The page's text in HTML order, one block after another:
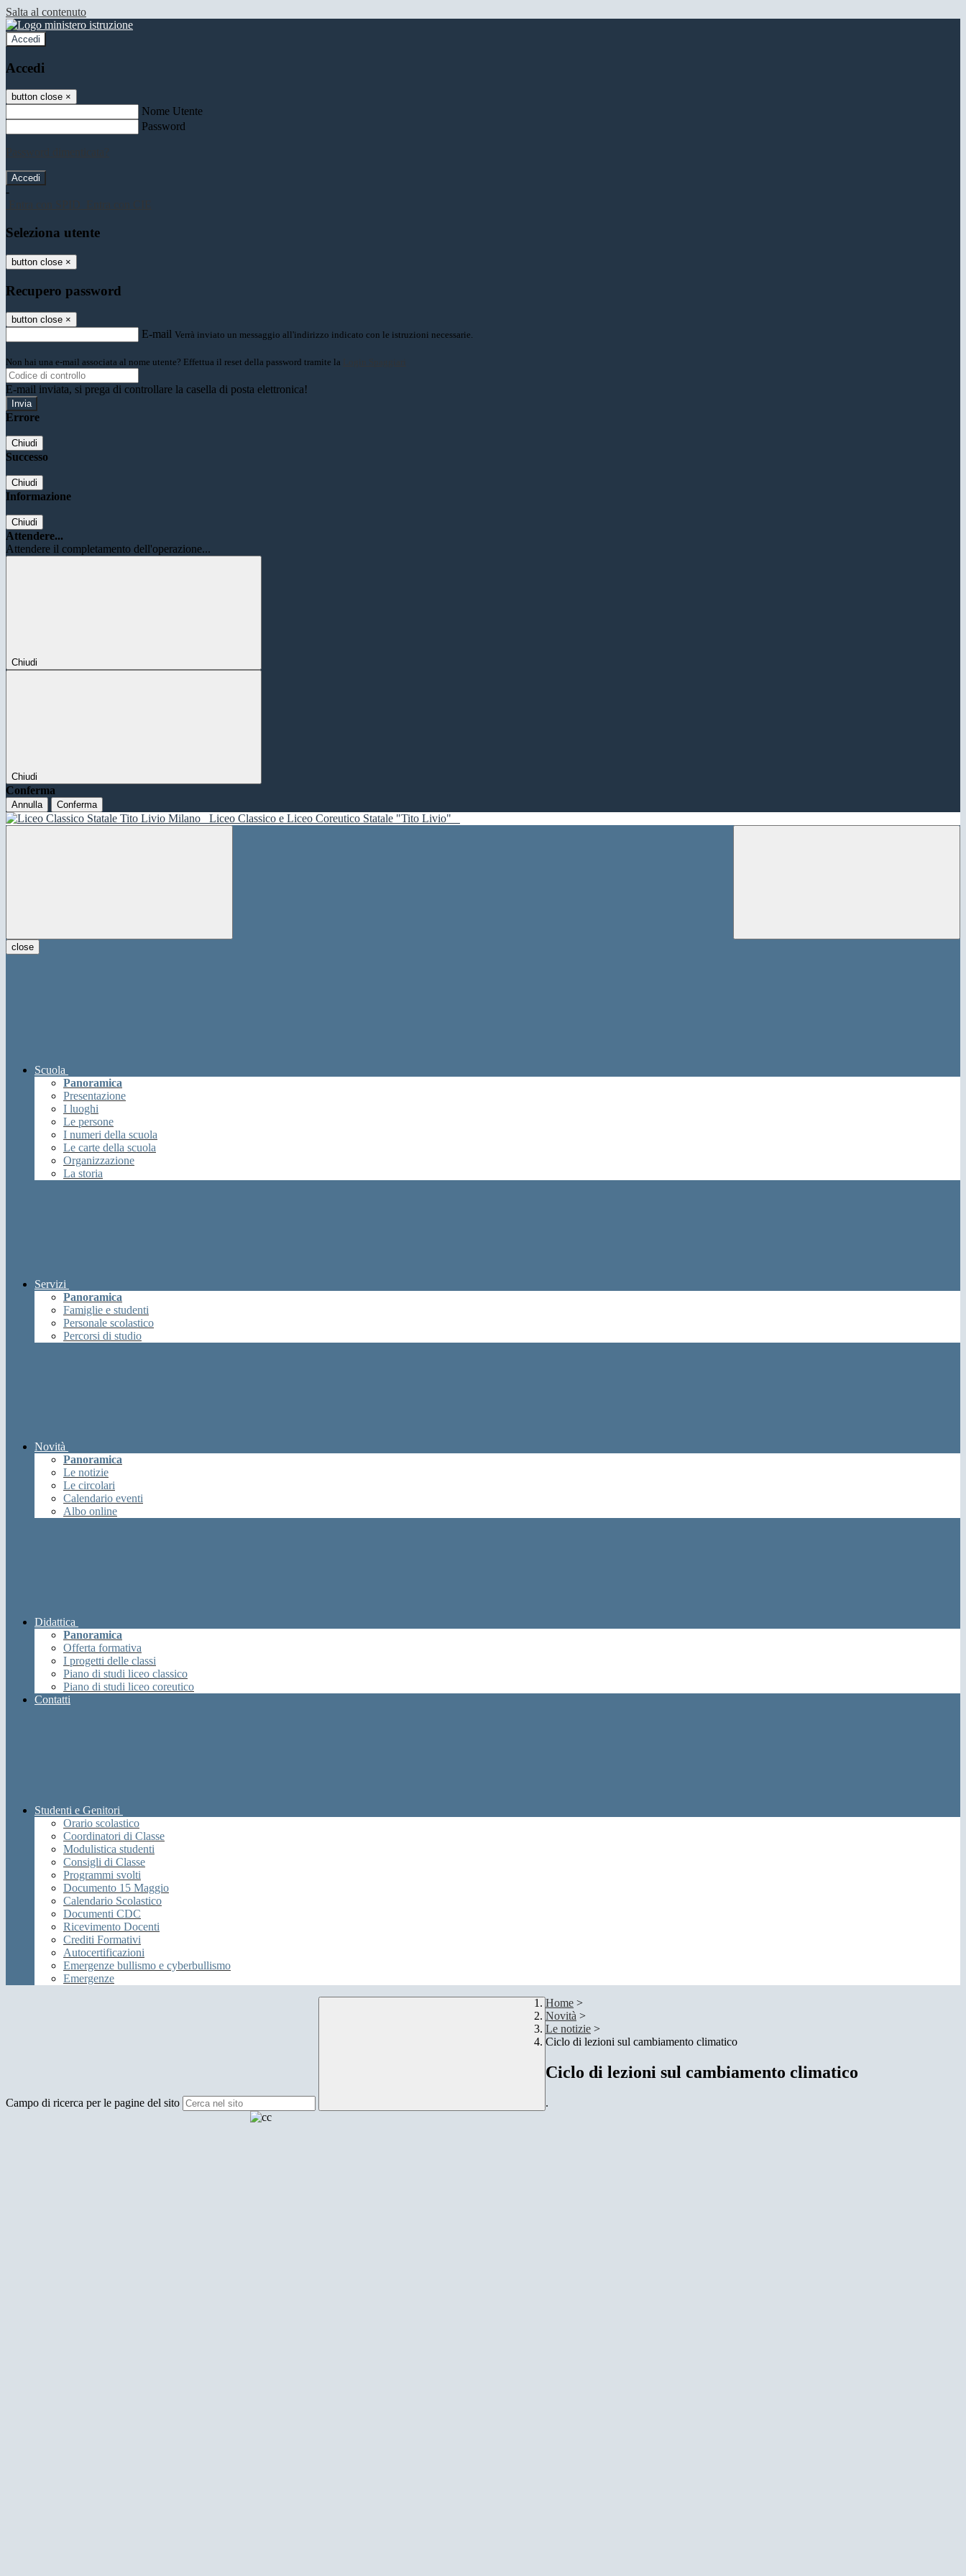
Salta al contenuto
Accedi
Accedi
button close ×
Nome Utente
Password
-
Seleziona utente
button close ×
Recupero password
button close ×
E-mail Verrà inviato un messaggio all'indirizzo indicato con le istruzioni necessarie.
Non hai una e-mail associata al nome utente? Effettua il reset della password tramite la
E-mail inviata, si prega di controllare la casella di posta elettronica!
Errore
Chiudi
Successo
Chiudi
Informazione
Chiudi
Attendere...
Attendere il completamento dell'operazione...
Chiudi
Chiudi
Conferma
Annulla Conferma
Liceo Classico e Liceo Coreutico Statale "Tito Livio"
close
Scuola
Panoramica
Presentazione
I luoghi
Le persone
I numeri della scuola
Le carte della scuola
Organizzazione
La storia
Servizi
Panoramica
Famiglie e studenti
Personale scolastico
Percorsi di studio
Novità
Panoramica
Le notizie
Le circolari
Calendario eventi
Albo online
Didattica
Panoramica
Offerta formativa
I progetti delle classi
Piano di studi liceo classico
Piano di studi liceo coreutico
Contatti
Studenti e Genitori
Orario scolastico
Coordinatori di Classe
Modulistica studenti
Consigli di Classe
Programmi svolti
Documento 15 Maggio
Calendario Scolastico
Documenti CDC
Ricevimento Docenti
Crediti Formativi
Autocertificazioni
Emergenze bullismo e cyberbullismo
Emergenze
Campo di ricerca per le pagine del sito
Home >
Novità >
Le notizie >
Ciclo di lezioni sul cambiamento climatico
Ciclo di lezioni sul cambiamento climatico
.